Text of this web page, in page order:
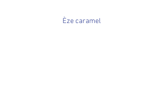
Èze caramel